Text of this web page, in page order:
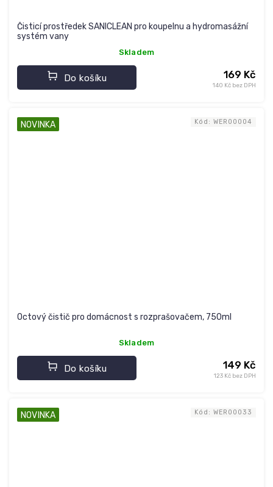
Čisticí prostředek SANICLEAN pro koupelnu a hydromasážní
systém vany
Skladem
140 Kč bez DPH
169 Kč
Do košíku
NOVINKA
Octový čistič pro domácnost s rozprašovačem, 750ml
Skladem
123 Kč bez DPH
149 Kč
Do košíku
Kód: WER00004
NOVINKA Kód: WER00033